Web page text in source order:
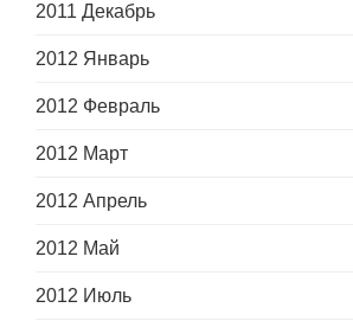
2011 Декабрь
2012 Январь
2012 Февраль
2012 Март
2012 Апрель
2012 Май
2012 Июль